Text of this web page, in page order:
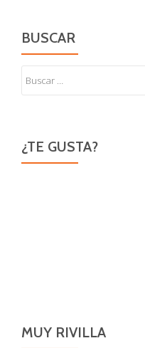
BUSCAR
¿TE GUSTA?
MUY RIVILLA